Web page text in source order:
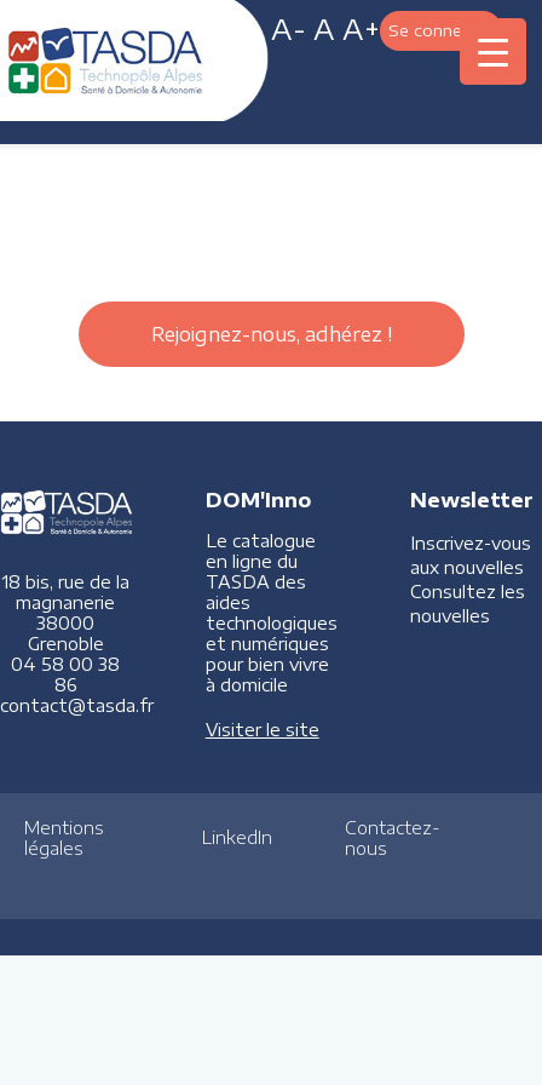
A- A A+ Se connecter
Rejoignez-nous, adhérez !
18 bis, rue de la
magnanerie
38000
Grenoble
04 58 00 38
86
contact@tasda.fr
DOM'Inno
Le catalogue
en ligne du
TASDA des
aides
technologiques
et numériques
pour bien vivre
à domicile
Visiter le site
Newsletter
Inscrivez-vous
aux nouvelles
Consultez les
nouvelles
Mentions
légales
LinkedIn
Contactez-
nous